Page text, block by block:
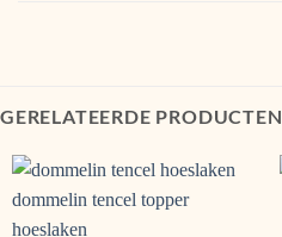
GERELATEERDE PRODUCTEN